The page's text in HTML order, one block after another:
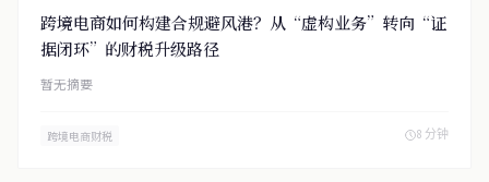
跨境电商如何构建合规避风港？从“虚构业务”转向“证
据闭环”的财税升级路径
暂无摘要
跨境电商财税 8 分钟